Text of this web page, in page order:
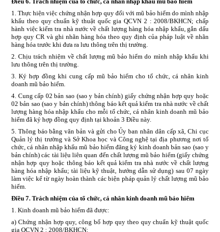
1. Thực hiện việc chứng nhận hợp quy đối với mũ bảo hiểm do mình nhập
khẩu theo quy chuẩn kỹ thuật quốc gia QCVN 2 : 2008/BKHCN; chấp
hành việc kiểm tra nhà nước về chất lượng hàng hóa nhập khẩu, gắn dấu
hợp quy CR và ghi nhãn hàng hóa theo quy định của pháp luật về nhãn
hàng hóa trước khi đưa ra lưu thông trên thị trường.
2. Chịu trách nhiệm về chất lượng mũ bảo hiểm do mình nhập khẩu khi
lưu thông trên thị trường.
3. Ký hợp đồng khi cung cấp mũ bảo hiểm cho tổ chức, cá nhân kinh
doanh mũ bảo hiểm.
4. Cung cấp 02 bản sao (sao y bản chính) giấy chứng nhận hợp quy hoặc
02 bản sao (sao y bản chính) thông báo kết quả kiểm tra nhà nước về chất
lượng hàng hóa nhập khẩu cho mỗi tổ chức, cá nhân kinh doanh mũ bảo
hiểm đã ký hợp đồng quy định tại khoản 3 Điều này.
5. Thông báo bằng văn bản và gửi cho Ủy ban nhân dân cấp xã, Chi cục
Quản lý thị trường và Sở Khoa học và Công nghệ tại địa phương nơi tổ
chức, cá nhân nhập khẩu mũ bảo hiểm đăng ký kinh doanh bản sao (sao y
bản chính) các tài liệu liên quan đến chất lượng mũ bảo hiểm (giấy chứng
nhận hợp quy hoặc thông báo kết quả kiểm tra nhà nước về chất lượng
hàng hóa nhập khẩu; tài liệu kỹ thuật, hướng dẫn sử dụng) sau 07 ngày
làm việc kể từ ngày hoàn thành các biện pháp quản lý chất lượng mũ bảo
hiểm.
Điều 7. Trách nhiệm của tổ chức, cá nhân kinh doanh mũ bảo hiểm
1. Kinh doanh mũ bảo hiểm đã được:
a) Chứng nhận hợp quy, công bố hợp quy theo quy chuẩn kỹ thuật quốc
gia QCVN 2 : 2008/BKHCN;